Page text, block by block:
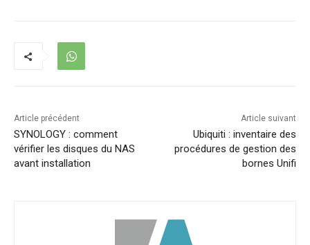
Article précédent
SYNOLOGY : comment
vérifier les disques du NAS
avant installation
Article suivant
Ubiquiti : inventaire des
procédures de gestion des
bornes Unifi